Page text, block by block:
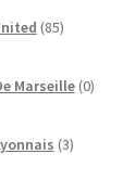
85izdelkov
Marseille 0
3izdelki